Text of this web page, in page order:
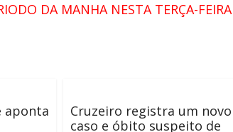
DA MANHA NESTA TERÇA-FEIRA
aponta
Cruzeiro registra um novo
caso e óbito suspeito de